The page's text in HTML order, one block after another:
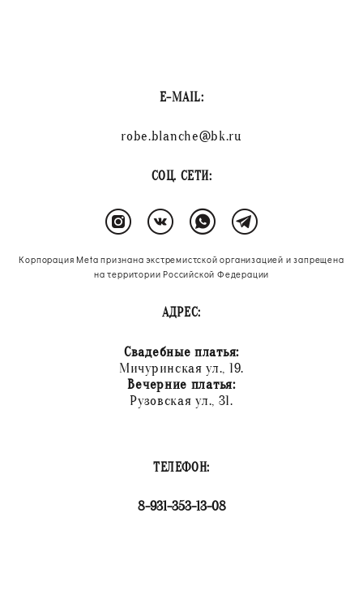
E-MAIL:
robe.blanche@bk.ru
СОЦ. СЕТИ:
Корпорация Meta признана экстремистской организацией и запрещена
на территории Российской Федерации
АДРЕС:
Свадебные платья:
Мичуринская ул., 19.
Вечерние платья:
Рузовская ул., 31.
ТЕЛЕФОН:
8-931-353-13-08